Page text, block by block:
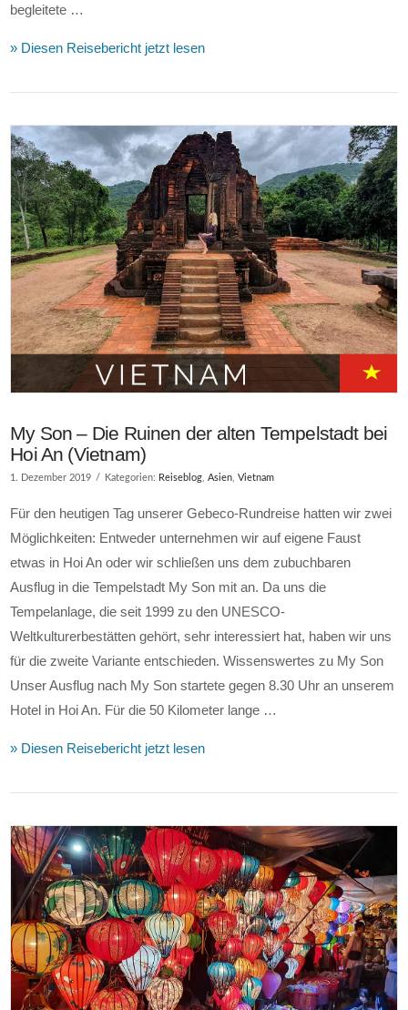
begleitete …
» Diesen Reisebericht jetzt lesen
VIEW POST
My Son – Die Ruinen der alten Tempelstadt bei
Hoi An (Vietnam)
1. Dezember 2019 Kategorien: Reiseblog ,Asien ,Vietnam
Für den heutigen Tag unserer Gebeco-Rundreise hatten wir zwei
Möglichkeiten: Entweder unternehmen wir auf eigene Faust
etwas in Hoi An oder wir schließen uns dem zubuchbaren
Ausflug in die Tempelstadt My Son mit an. Da uns die
Tempelanlage, die seit 1999 zu den UNESCO-
Weltkulturerbestätten gehört, sehr interessiert hat, haben wir uns
für die zweite Variante entschieden. Wissenswertes zu My Son
Unser Ausflug nach My Son startete gegen 8.30 Uhr an unserem
Hotel in Hoi An. Für die 50 Kilometer lange …
» Diesen Reisebericht jetzt lesen